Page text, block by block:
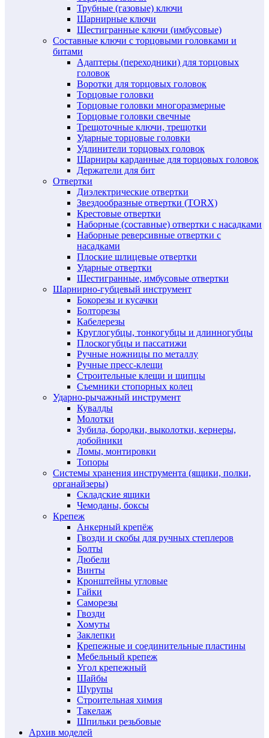
Трубные (газовые) ключи
Шарнирные ключи
Шестигранные ключи (имбусовые)
Составные ключи с торцовыми головками и
битами
Адаптеры (переходники) для торцовых
головок
Воротки для торцовых головок
Торцовые головки
Торцовые головки многоразмерные
Торцовые головки свечные
Трещоточные ключи, трещотки
Ударные торцовые головки
Удлинители торцовых головок
Шарниры карданные для торцовых головок
Держатели для бит
Отвертки
Диэлектрические отвертки
Звездообразные отвертки (TORX)
Крестовые отвертки
Наборные (составные) отвертки с насадками
Наборные реверсивные отвертки с
насадками
Плоские шлицевые отвертки
Ударные отвертки
Шестигранные, имбусовые отвертки
Шарнирно-губцевый инструмент
Бокорезы и кусачки
Болторезы
Кабелерезы
Круглогубцы, тонкогубцы и длинногубцы
Плоскогубцы и пассатижи
Ручные ножницы по металлу
Ручные пресс-клещи
Строительные клещи и щипцы
Съемники стопорных колец
Ударно-рычажный инструмент
Кувалды
Молотки
Зубила, бородки, выколотки, кернеры,
добойники
Ломы, монтировки
Топоры
Системы хранения инструмента (ящики, полки,
органайзеры)
Складские ящики
Чемоданы, боксы
Крепеж
Анкерный крепёж
Гвозди и скобы для ручных степлеров
Болты
Дюбели
Винты
Кронштейны угловые
Гайки
Саморезы
Гвозди
Хомуты
Заклепки
Крепежные и соединительные пластины
Мебельный крепеж
Угол крепежный
Шайбы
Шурупы
Строительная химия
Такелаж
Шпильки резьбовые
Архив моделей